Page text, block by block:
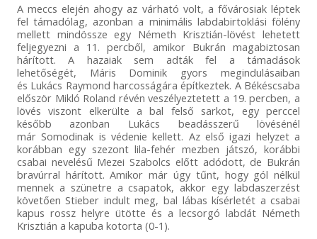
A meccs elején ahogy az várható volt, a fővárosiak léptek
fel támadólag, azonban a minimális labdabirtoklási fölény
mellett mindössze egy Németh Krisztián-lövést lehetett
feljegyezni a 11. percből, amikor Bukrán magabiztosan
hárított. A hazaiak sem adták fel a támadások
lehetőségét, Máris Dominik gyors megindulásaiban
és Lukács Raymond harcosságára építkeztek. A Békéscsaba
először Mikló Roland révén veszélyeztetett a 19. percben, a
lövés viszont elkerülte a bal felső sarkot, egy perccel
később azonban Lukács beadásszerű lövésénél
már Somodinak is védenie kellett. Az első igazi helyzet a
korábban egy szezont lila-fehér mezben játszó, korábbi
csabai nevelésű Mezei Szabolcs előtt adódott, de Bukrán
bravúrral hárított. Amikor már úgy tűnt, hogy gól nélkül
mennek a szünetre a csapatok, akkor egy labdaszerzést
követően Stieber indult meg, bal lábas kísérletét a csabai
kapus rossz helyre ütötte és a lecsorgó labdát Németh
Krisztián a kapuba kotorta (0-1).